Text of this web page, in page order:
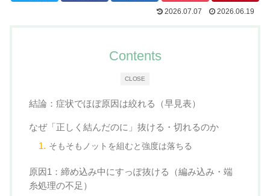
2026.07.07
2026.06.19
CLOSE
Contents
結論：症状でほぼ原因は絞れる（早見表）
なぜ「正しく結んだのに」抜ける・切れるのか
そもそもノットを組むと強度は落ちる
原因1：締め込み中にすっぽ抜ける（編み込み・端
糸処理の不足）